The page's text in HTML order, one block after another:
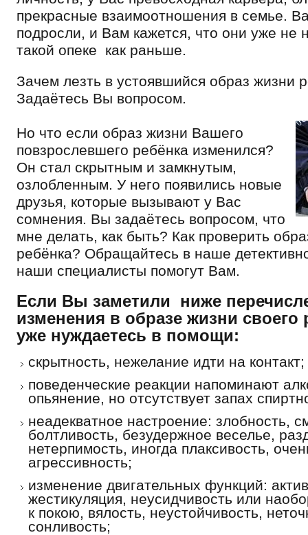
прекрасные взаимоотношения в семье.
подросли, и Вам кажется, что они уже не
такой опеке как раньше.
Зачем лезть в устоявшийся образ жизни
Задаётесь Вы вопросом.
Но что если образ жизни Вашего
повзрослевшего ребёнка изменился?
Он стал скрытным и замкнутым,
озлобленным. У него появились новые
друзья, которые вызывают у Вас
сомнения. Вы задаётесь вопросом, что
мне делать, как быть? Как проверить
ребёнка? Обращайтесь в наше
наши специалисты помогут Вам.
Если Вы заметили ниже
изменения в образе жизни своего
уже нуждаетесь в помощи:
скрытность, нежелание идти на контакт;
поведенческие реакции напоминают
опьянение, но отсутствует запах
неадекватное настроение: злобность,
болтливость, безудержное веселье,
нетерпимость, иногда плаксивость,
агрессивность;
изменение двигательных функций:
жестикуляция, неусидчивость или
к покою, вялость, неустойчивость,
сонливость;